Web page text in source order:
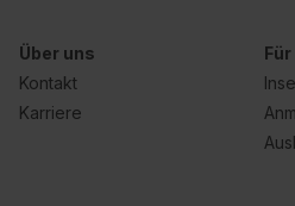
Über uns
Kontakt
Karriere